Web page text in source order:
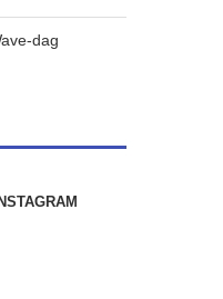
dag
INSTAGRAM